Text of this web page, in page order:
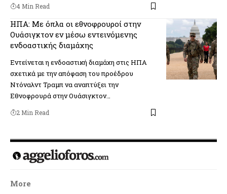
4 Min Read
ΗΠΑ: Με όπλα οι εθνοφρουροί στην
Ουάσιγκτον εν μέσω εντεινόμενης
ενδοαστικής διαμάχης
Εντείνεται η ενδοαστική διαμάχη στις ΗΠΑ
σχετικά με την απόφαση του προέδρου
Ντόναλντ Τραμπ να αναπτύξει την
Εθνοφρουρά στην Ουάσιγκτον…
2 Min Read
More